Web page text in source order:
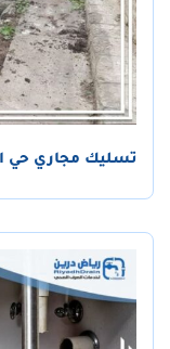
تسليك مجاري حي